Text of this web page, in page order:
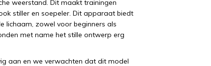
weerstand. Dit maakt trainingen
stiller en soepeler. Dit apparaat biedt
lichaam, zowel voor beginners als
met name het stille ontwerp erg
aan en we verwachten dat dit model